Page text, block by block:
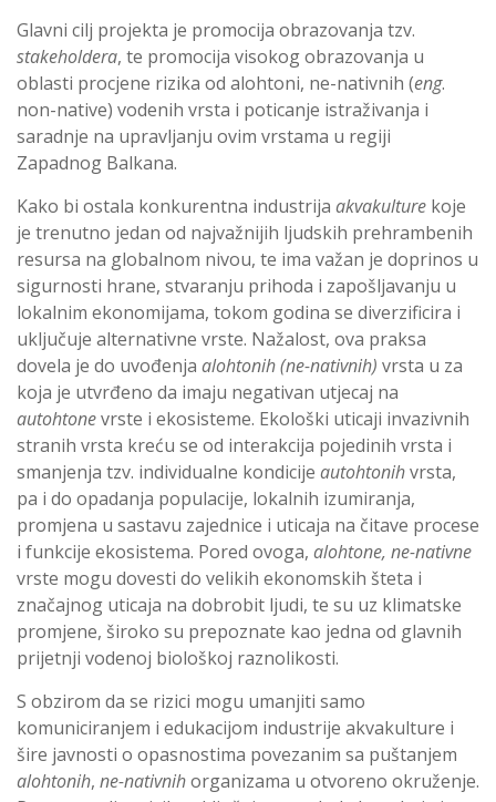
Glavni cilj projekta je promocija obrazovanja tzv.
stakeholdera, te promocija visokog obrazovanja u
oblasti procjene rizika od alohtoni, ne-nativnih (eng.
non-native) vodenih vrsta i poticanje istraživanja i
saradnje na upravljanju ovim vrstama u regiji
Zapadnog Balkana.
Kako bi ostala konkurentna industrija akvakulture koje
je trenutno jedan od najvažnijih ljudskih prehrambenih
resursa na globalnom nivou, te ima važan je doprinos u
sigurnosti hrane, stvaranju prihoda i zapošljavanju u
lokalnim ekonomijama, tokom godina se diverzificira i
uključuje alternativne vrste. Nažalost, ova praksa
dovela je do uvođenja alohtonih (ne-nativnih) vrsta u za
koja je utvrđeno da imaju negativan utjecaj na
autohtonevrste i ekosisteme. Ekološki uticaji invazivnih
stranih vrsta kreću se od interakcija pojedinih vrsta i
smanjenja tzv. individualne kondicije autohtonihvrsta,
pa i do opadanja populacije, lokalnih izumiranja,
promjena u sastavu zajednice i uticaja na čitave procese
i funkcije ekosistema. Pored ovoga, alohtone, ne-nativne
vrste mogu dovesti do velikih ekonomskih šteta i
značajnog uticaja na dobrobit ljudi, te su uz klimatske
promjene, široko su prepoznate kao jedna od glavnih
prijetnji vodenoj biološkoj raznolikosti.
S obzirom da se rizici mogu umanjiti samo
komuniciranjem i edukacijom industrije akvakulture i
šire javnosti o opasnostima povezanim sa puštanjem
alohtonih, ne-nativnihorganizama u otvoreno okruženje.